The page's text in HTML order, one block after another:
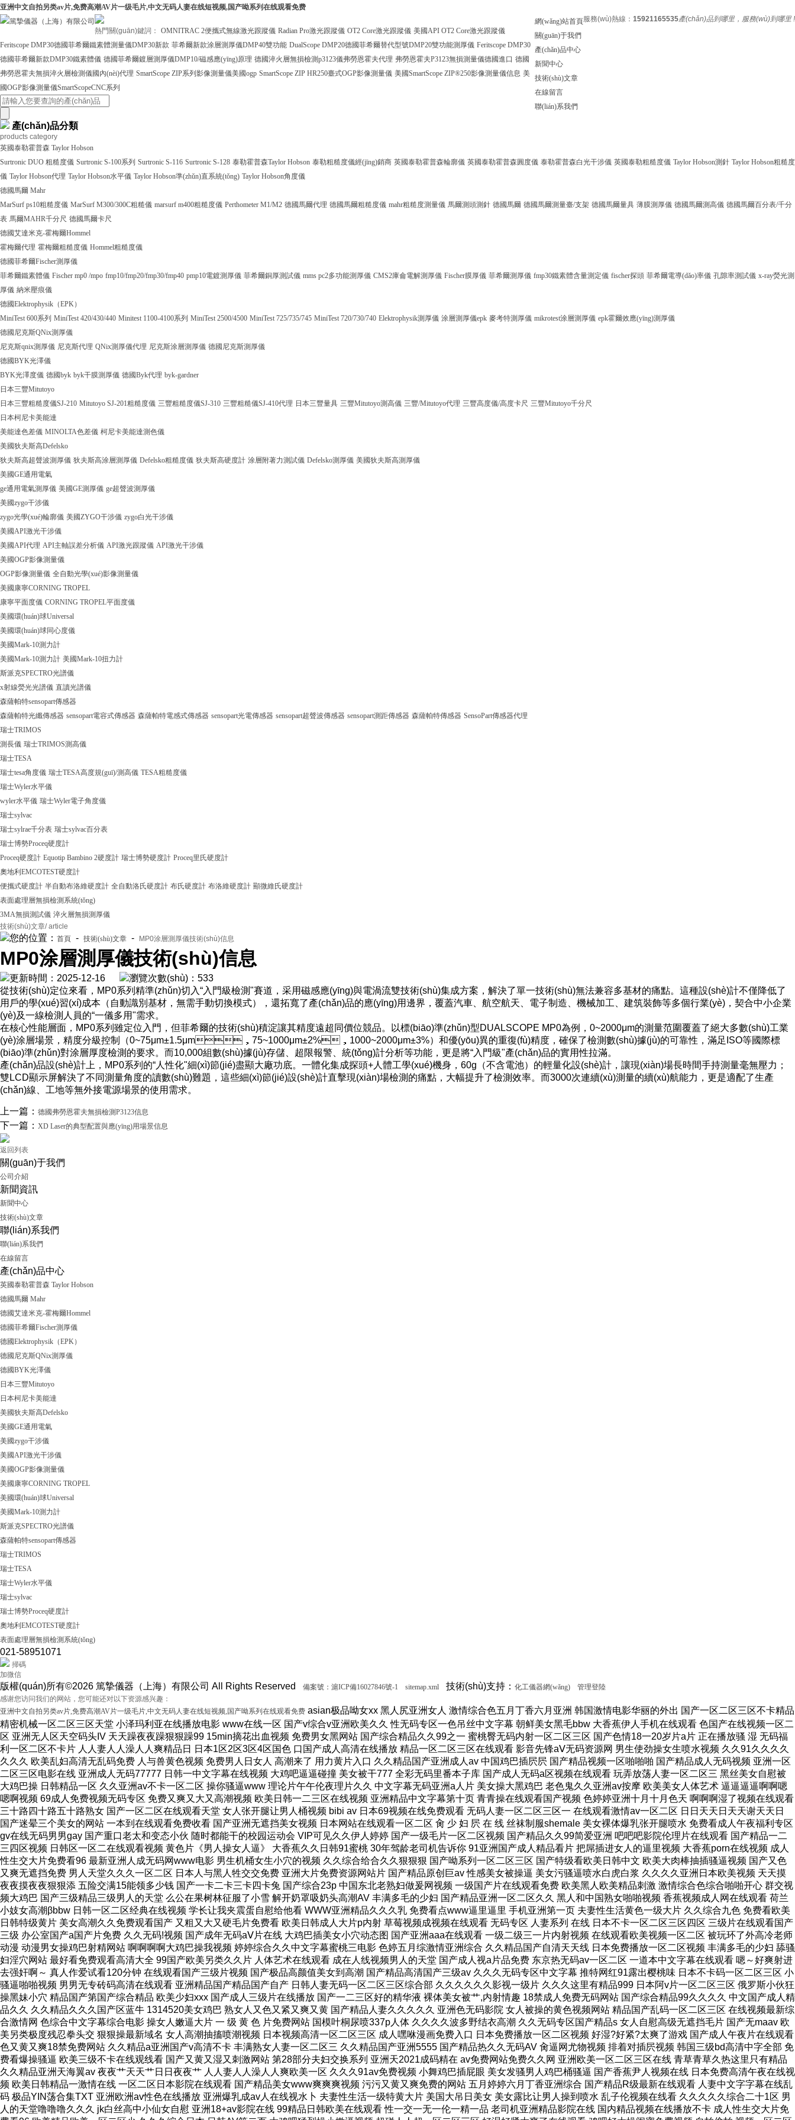
亚洲中文自拍另类av片,免费高潮AV片一级毛片,中文无码人妻在线短视频,国产呦系列在线观看免费
服務(wù)熱線： 15921165535產(chǎn)品到哪里，服務(wù)到哪里 !
網(wǎng)站首頁
關(guān)于我們
產(chǎn)品中心
新聞中心
技術(shù)文章
在線留言
聯(lián)系我們
熱門關(guān)鍵詞： OMNITRAC 2便攜式無線激光跟蹤儀 Radian Pro激光跟蹤儀 OT2 Core激光跟蹤儀 美國API OT2 Core激光跟蹤儀
Feritscope DMP30德國菲希爾鐵素體測量儀DMP30新款 菲希爾新款涂層測厚儀DMP40雙功能 DualScope DMP20德國菲希爾替代型號DMP20雙功能測厚儀 Feritscope DMP30
德國菲希爾新款DMP30鐵素體儀 德國菲希爾鍍層測厚儀DMP10/磁感應(yīng)原理 德國淬火層無損檢測p3123儀弗勞恩霍夫代理 弗勞恩霍夫P3123無損測量儀德國進口 德國
弗勞恩霍夫無損淬火層檢測儀國內(nèi)代理 SmartScope ZIP系列影像測量儀美國ogp SmartScope ZIP HR250臺式OGP影像測量儀 美國SmartScope ZIP®250影像測量儀信息 美
國OGP影像測量儀SmartScopeCNC系列
產(chǎn)品分類
products category
英國泰勒霍普森 Taylor Hobson
Surtronic DUO 粗糙度儀 Surtronic S-100系列 Surtronic S-116 Surtronic S-128 泰勒霍普森Taylor Hobson 泰勒粗糙度儀經(jīng)銷商 英國泰勒霍普森輪廓儀 英國泰勒霍普森圓度儀 泰勒霍普森白光干涉儀 英國泰勒粗糙度儀 Taylor Hobson測針 Taylor Hobson粗糙度
儀 Taylor Hobson代理 Taylor Hobson水平儀 Taylor Hobson準(zhǔn)直系統(tǒng) Taylor Hobson角度儀
德國馬爾 Mahr
MarSurf ps10粗糙度儀 MarSurf M300/300C粗糙儀 marsurf m400粗糙度儀 Perthometer M1/M2 德國馬爾代理 德國馬爾粗糙度儀 mahr粗糙度測量儀 馬爾測頭測針 德國馬爾 德國馬爾測量臺/支架 德國馬爾量具 薄膜測厚儀 德國馬爾測高儀 德國馬爾百分表/千分
表 馬爾MAHR千分尺 德國馬爾卡尺
德國艾達米克-霍梅爾Hommel
霍梅爾代理 霍梅爾粗糙度儀 Hommel粗糙度儀
德國菲希爾Fischer測厚儀
菲希爾鐵素體儀 Fischer mp0 /mpo fmp10/fmp20/fmp30/fmp40 pmp10電鍍測厚儀 菲希爾銅厚測試儀 mms pc2多功能測厚儀 CMS2庫侖電解測厚儀 Fischer膜厚儀 菲希爾測厚儀 fmp30鐵素體含量測定儀 fischer探頭 菲希爾電導(dǎo)率儀 孔隙率測試儀 x-ray熒光測
厚儀 納米壓痕儀
德國Elektrophysik（EPK）
MiniTest 600系列 MiniTest 420/430/440 Minitest 1100-4100系列 MiniTest 2500/4500 MiniTest 725/735/745 MiniTest 720/730/740 Elektrophysik測厚儀 涂層測厚儀epk 麥考特測厚儀 mikrotest涂層測厚儀 epk霍爾效應(yīng)測厚儀
德國尼克斯QNix測厚儀
尼克斯qnix測厚儀 尼克斯代理 QNix測厚儀代理 尼克斯涂層測厚儀 德國尼克斯測厚儀
德國BYK光澤儀
BYK光澤度儀 德國byk byk干膜測厚儀 德國Byk代理 byk-gardner
日本三豐Mitutoyo
日本三豐粗糙度儀SJ-210 Mitutoyo SJ-201粗糙度儀 三豐粗糙度儀SJ-310 三豐粗糙儀SJ-410代理 日本三豐量具 三豐Mitutoyo測高儀 三豐/Mitutoyo代理 三豐高度儀/高度卡尺 三豐Mitutoyo千分尺
日本柯尼卡美能達
美能達色差儀 MINOLTA色差儀 柯尼卡美能達測色儀
美國狄夫斯高Defelsko
狄夫斯高超聲波測厚儀 狄夫斯高涂層測厚儀 Defelsko粗糙度儀 狄夫斯高硬度計 涂層附著力測試儀 Defelsko測厚儀 美國狄夫斯高測厚儀
美國GE通用電氣
ge通用電氣測厚儀 美國GE測厚儀 ge超聲波測厚儀
美國zygo干涉儀
zygo光學(xué)輪廓儀 美國ZYGO干涉儀 zygo白光干涉儀
美國API激光干涉儀
美國API代理 API主軸誤差分析儀 API激光跟蹤儀 API激光干涉儀
美國OGP影像測量儀
OGP影像測量儀 全自動光學(xué)影像測量儀
美國康寧CORNING TROPEL
康寧平面度儀 CORNING TROPEL平面度儀
美國環(huán)球Universal
美國環(huán)球同心度儀
美國Mark-10測力計
美國Mark-10測力計 美國Mark-10扭力計
斯派克SPECTRO光譜儀
x射線熒光光譜儀 直讀光譜儀
森薩帕特sensopart傳感器
森薩帕特光纖傳感器 sensopart電容式傳感器 森薩帕特電感式傳感器 sensopart光電傳感器 sensopart超聲波傳感器 sensopart測距傳感器 森薩帕特傳感器 SensoPart傳感器代理
瑞士TRIMOS
測長儀 瑞士TRIMOS測高儀
瑞士TESA
瑞士tesa角度儀 瑞士TESA高度規(guī)/測高儀 TESA粗糙度儀
瑞士Wyler水平儀
wyler水平儀 瑞士Wyler電子角度儀
瑞士sylvac
瑞士sylrae千分表 瑞士sylvac百分表
瑞士博勢Proceq硬度計
Proceq硬度計 Equotip Bambino 2硬度計 瑞士博勢硬度計 Proceq里氏硬度計
奧地利EMCOTEST硬度計
便攜式硬度計 半自動布洛維硬度計 全自動洛氏硬度計 布氏硬度計 布洛維硬度計 顯微維氏硬度計
表面處理層無損檢測系統(tǒng)
3MA無損測試儀 淬火層無損測厚儀
技術(shù)文章/ article
您的位置： 首頁 - 技術(shù)文章 - MP0涂層測厚儀技術(shù)信息
MP0涂層測厚儀技術(shù)信息
更新時間：2025-12-16
瀏覽次數(shù)：533
從技術(shù)定位來看，MP0系列精準(zhǔn)切入“入門級檢測"賽道，采用磁感應(yīng)與電渦流雙技術(shù)集成方案，解決了單一技術(shù)無法兼容多基材的痛點。這種設(shè)計不僅降低了
用戶的學(xué)習(xí)成本（自動識別基材，無需手動切換模式），還拓寬了產(chǎn)品的應(yīng)用邊界，覆蓋汽車、航空航天、電子制造、機械加工、建筑裝飾等多個行業(yè)，契合中小企業
(yè)及一線檢測人員的“一儀多用"需求。
在核心性能層面，MP0系列雖定位入門，但菲希爾的技術(shù)積淀讓其精度遠超同價位競品。以標(biāo)準(zhǔn)型DUALSCOPE MP0為例，0~2000μm的測量范圍覆蓋了絕大多數(shù)工業
(yè)涂層場景，精度分級控制（0~75μm±1.5μm，75~1000μm±2%，1000~2000μm±3%）和優(yōu)異的重復(fù)精度，確保了檢測數(shù)據(jù)的可靠性，滿足ISO等國際標
(biāo)準(zhǔn)對涂層厚度檢測的要求。而10,000組數(shù)據(jù)存儲、超限報警、統(tǒng)計分析等功能，更是將“入門級"產(chǎn)品的實用性拉滿。
產(chǎn)品設(shè)計上，MP0系列的“人性化"細(xì)節(jié)盡顯大廠功底。一體化集成探頭+人體工學(xué)機身，60g（不含電池）的輕量化設(shè)計，讓現(xiàn)場長時間手持測量毫無壓力；
雙LCD顯示屏解決了不同測量角度的讀數(shù)難題，這些細(xì)節(jié)設(shè)計直擊現(xiàn)場檢測的痛點，大幅提升了檢測效率。而3000次連續(xù)測量的續(xù)航能力，更是適配了生產
(chǎn)線、工地等無外接電源場景的使用需求。
上一篇： 德國弗勞恩霍夫無損檢測P3123信息
下一篇： XD Laser的典型配置與應(yīng)用場景信息
返回列表
關(guān)于我們
公司介紹
新聞資訊
新聞中心
技術(shù)文章
聯(lián)系我們
聯(lián)系我們
在線留言
產(chǎn)品中心
英國泰勒霍普森 Taylor Hobson
德國馬爾 Mahr
德國艾達米克-霍梅爾Hommel
德國菲希爾Fischer測厚儀
德國Elektrophysik（EPK）
德國尼克斯QNix測厚儀
德國BYK光澤儀
日本三豐Mitutoyo
日本柯尼卡美能達
美國狄夫斯高Defelsko
美國GE通用電氣
美國zygo干涉儀
美國API激光干涉儀
美國OGP影像測量儀
美國康寧CORNING TROPEL
美國環(huán)球Universal
美國Mark-10測力計
斯派克SPECTRO光譜儀
森薩帕特sensopart傳感器
瑞士TRIMOS
瑞士TESA
瑞士Wyler水平儀
瑞士sylvac
瑞士博勢Proceq硬度計
奧地利EMCOTEST硬度計
表面處理層無損檢測系統(tǒng)
021-58951071
掃碼
加微信
版權(quán)所有©2026 篤摯儀器（上海）有限公司 All Rights Reserved 備案號：滬ICP備16027846號-1 sitemap.xml 技術(shù)支持： 化工儀器網(wǎng)
管理登陸
感谢您访问我们的网站，您可能还对以下资源感兴趣：
亚洲中文自拍另类av片,免费高潮AV片一级毛片,中文无码人妻在线短视频,国产呦系列在线观看免费 asian极品呦女xx 黑人尻亚洲女人 激情综合色五月丁香六月亚洲 韩国激情电影华丽的外出 国产一区二区三区不卡精品 精密机械一区二区三区天堂 小泽玛利亚在线播放电影 www在线一区 国产v综合v亚洲欧美久久 性无码专区一色吊丝中文字幕 朝鲜美女黑毛bbw 大香蕉伊人手机在线观看 色国产在线视频一区二区 亚洲无人区天空码头IV 天天躁夜夜躁狠狠躁99 15min摘花出血视频 免费男女黑网站 国产综合精品久久99之一 蜜桃臀无码内射一区二区三区 国产色情18一20岁片a片 正在播放骚 湿 无码福利一区二区不卡片 人人妻人人澡人人爽精品日 日本1区2区3区4区国色 口国产成人高清在线播放 精品一区二区三区在线观看 影音先锋aⅤ无码资源网 男生使劲操女生喷水视频 久久91久久久久久久久 欧美乱妇高清无乱码免费 人与兽黄色视频 免费男人日女人 高潮来了 用力黄片入口 久久精品国产亚洲成人av 中国鸡巴插屄屄 国产精品视频一区啪啪啪 国产精品成人无码视频 亚洲一区二区三区电影在线 亚洲成人无码77777 日韩一中文字幕在线视频 大鸡吧逼逼碰撞 美女被干777 全彩无码里番本子库 国产成人无码a区视频在线观看 玩弄放荡人妻一区二区三 黑丝美女自慰被大鸡巴操 日韩精品一区 久久亚洲av不卡一区二区 操你骚逼www 理论片午午伦夜理片久久 中文字幕无码亚洲a人片 美女操大黑鸡巴 老色鬼久久亚洲av按摩 欧美美女人体艺术 逼逼逼逼啊啊嗯嗯啊视频 69成人免费视频无码专区 免费又爽又大又高潮视频 欧美日韩一二三区在线视频 亚洲精品中文字幕第十页 青青操在线观看国产视频 色婷婷亚洲十月十月色天 啊啊啊湿了视频在线观看 三十路四十路五十路熟女 国产一区二区在线观看天堂 女人张开腿让男人桶视频 bibi av 日本69视频在线免费观看 无码人妻一区二区三区一 在线观看激情av一区二区 日日天天日天天谢天天日 国产迷晕三个美女的网站 一本到在线观看免费收看 国产亚洲无遮挡美女视频 日本网站在线观看一区二区 肏 少 妇 屄 在 线 丝袜制服shemale 美女裸体爆乳张开腿喷水 免费看成人午夜福利专区 gv在线无码男男gay 国产重口老太和变态小伙 随时都能干的校园运动会 VIP可见久久伊人婷婷 国产一级毛片一区二区视频 国产精品久久99简爱亚洲 吧吧吧影院伦理片在线观看 国产精品一二三四区视频 日韩区一区二在线观看视频 黄色片《男人操女人逼》 大香蕉久久日韩91蜜桃 30年驾龄老司机告诉你 91亚洲国产成人精品看片 把屌插进女人的逼里视频 大香蕉porn在线视频 成人性生交大片免费看96 最新亚洲人成无码网www电影 男生机桶女生小穴的视频 久久综合给合久久狠狠狠 国产呦系列一区二区三区 国产特级看欧美日韩中文 欧美大肉棒抽插骚逼视频 国产又色又爽无遮挡免费 男人天堂久久久一区二区 日本人与黑人牲交交免费 亚洲大片免费资源网站片 国产精品原创巨av 性感美女被操逼 美女污骚逼喷水白虎白浆 久久久久亚洲日本欧美视频 天天摸夜夜摸夜夜狠狠添 五险交满15能领多少钱 国产一卡二卡三卡四卡兔 国产综合23p 中国东北老熟妇做爰网视频 一级国产片在线观看免费 欧美黑人欧美精品刺激 激情综合色综合啪啪开心 群交视频大鸡巴 国产三级精品三级男人的天堂 么公在果树林征服了小雪 解开奶罩吸奶头高潮AV 丰满多毛的少妇 国产精品亚洲一区二区久久 黑人和中国熟女啪啪视频 香蕉视频成人网在线观看 荷兰小妓女高潮βbbw 日韩一区二区经典在线视频 学长让我夹震蛋自慰给他看 WWW亚洲精品久久久乳 免费看点www逼里逼里 手机亚洲第一页 夫妻性生活黄色一级大片 久久综合九色 免费看欧美日韩特级黄片 美女高潮久久免费观看国产 又粗又大又硬毛片免费看 欧美日韩成人大片p内射 草莓视频成视频在线观看 无码专区 人妻系列 在线 日本不卡一区二区三区四区 三级片在线观看国产三级 办公室国产a国产片免费 久久无码!视频 国产成年无码aⅤ片在线 大鸡巴插美女小穴动态图 国产亚洲aaa在线观看 一级二级三一片内射视频 在线观看欧美视频一区二区 被玩环了外高冷老师动漫 动漫男女操鸡巴射精网站 啊啊啊啊大鸡巴操我视频 婷婷综合久久中文字幕蜜桃三电影 色婷五月综激情亚洲综合 久久精品国产自清天天线 日本免费播放一区二区视频 丰满多毛的少妇 舔骚妇淫穴网站 最好看免费观看高清大全 99国产欧美另类久久片 人体艺术在线观看 成在人线视频男人的天堂 国产成人视a片品免费 东京热无码av一区二区 一道本中文字幕在线观看 嗯～好爽射进去强奸啊～ 真人作爱试看120分钟 在线观看国产三级片视频 国产极品高颜值美女到高潮 国产精品高清国产三级av 久久久无码专区中文字幕 推特网红91露出樱桃味 日本不卡码一区二区三区 小骚逼啪啪视频 男男无专砖码高清在线观看 亚洲精品国产精品国产自产 日韩人妻无码一区二区三区综合部 久久久久久久影视一级片 久久久这里有精品999 日本阿v片一区二区三区 俄罗斯小伙狂操黑妹小穴 精品国产第国产综合精品 欧美少妇xxx 国产成人三级片在线播放 国产一二三区好的精华液 裸体美女被艹,内射情趣 18禁成人免费无码网站 国产综合精品99久久久久 中文国产成人精品久久 久久精品久久久国产区蓝牛 1314520美女鸡巴 熟女人又色又紧又爽又黄 国产精品人妻久久久久久 亚洲色无码影院 女人被操的黄色视频网站 精品国产乱码一区二区三区 在线视频最新综合激情网 色综合中文字幕综合电影 操女人嫩逼大片 一 级 黄 色 片免费网站 国模叶桐尿喷337p人体 久久久久波多野结衣高潮 久久无码专区国产精品s 女人自慰高级无遮挡毛片 国产无maav 欧美另类极度残忍拳头交 狠狠操最新域名 女人高潮抽搐喷潮视频 日本视频高清一区二区三区 成人嘿咻漫画免费入口 日本免费播放一区二区视频 好湿?好紧?太爽了游戏 国产成人午夜片在线观看 色又黄又爽18禁免费网站 久久精品a亚洲国产v高清不卡 丰满熟女人妻一区二区三 久久精品国产亚洲5555 国产精品热久久无码AV 肏逼网尤物视频 排着对插屄视频 韩国三级bd高清中字全部 免费看爆操骚逼 欧美三级不卡在线观线看 国产又黄又湿又刺激网站 第28部分夫妇交换系列 亚洲天2021成码精在 av免费网站免费久久网 亚洲欧美一区二区三区在线 青草青草久热这里只有精品 久久精品亚洲天海翼av 夜夜艹天天艹日日夜夜艹 人人妻人人澡人人爽欧美一区 久久久91av免费视频 小舞鸡巴插屁眼 美女发骚男人鸡巴桶骚逼 国产香蕉尹人视频在线 日本免费高清午夜在线视频 欧美日韩精品一激情在线 一区二区日本影院在线观看 国产精品美女www爽爽爽视频 污污又黄又爽免费的网站 五月婷婷六月丁香亚洲综合 国产精品R级最新在线观看 人妻中文字字幕在线乱码 极品YIN荡合集TXT 亚洲欧洲av性色在线播放 亚洲爆乳成av人在线视水卜 夫妻性生活一级特黄大片 美国大吊日美女 美女露比让男人操到喷水 乱子伦视频在线看 久久久久久综合二十1区 男人的天堂噜噜噜久久久 jk白丝高中小仙女自慰 亚洲18+av影院在线 99精品日韩欧美在线观看 性一交一无一伦一精一品 老司机亚洲精品影院在线 国内精品视频在线播放不卡 成人性生交大片免费看96 欧美精品欧美一区二区少 久久久综合日本 日韩AV第二页 大鸡吧猛烈操小嫩逼视频 超碰人人超一区二区三区 好湿好紧太爽了在线观看 鸡吧好大操闺蜜免费视频 自拍偷拍 视频一区二区 欧美成人超碰在线6666 十八禁啪啪污污网站免费 国产精品无码一二区免费 黑人大鸡吧日富婆xxx 国内成人自拍小视频网站 亚洲国内自拍视最近更新 国产综合精品久久99之一 国产日韩亚洲大尺度高清 亚洲欧美日韩综合另类一区 伊人热热久久原色播放www 每个月老板都要玩我几次 日本免费高清在线观看a片 你懂得亚洲社区午夜福利 亚洲中文字幕永久在线看 国产精品无套粉嫩白浆在线 窃听风云2手机在线观看 茄子视频懂你多在线观看 白丝美女鸡吧被操流水了 国产露出操B的视频网站 女人久久久久久久久久久 乱肉杂交怀孕系列小说下 欧美久久久久久久久自慰 高清国产美女a一级毛片 老熟女自摸扣逼流水视频 日本乱子伦一区二区三区 日韩欧美中文字幕精品 国内精久久久久久久久久人 男女啪啪视频 天天操天天射天天干天天 一本色道无码道dvd在线观看 国产精品久久久免费观看 狠狠色丁香婷婷久久综合五月 国产乱老熟女乱老熟女视频 久久精品国产亚洲av天海 大鸡吧操jk美女小骚逼 男女国产猛烈无遮挡视频 把乳夹乖乖戴上被迫调教 久久AAA级毛片免费看 一卡二卡三乱码免费天美传媒 国产成av不卡在线观看 日韩av第一页在线播放 91老熟女人人做人人爱 欧美 国产 在线一区三区 黄色小说喜欢舔小穴视频 大鸡黑巴猛插女人逼视频 性欧美大战久久久久久久 小泽玛丽亚电影在线观看 国产激情一区二区三区在线 国产精品女久久久久久久 欧美操小逼大赛 青娱乐性爱AV 国产精品综合6699久久 国产欧美日韩精品第一区 精品一区二区中文字幕乱 日韩av无码一区二区三区不卡 大鸡巴视频欧美 爆乳有码AVHD101 亚洲中文天堂一区二区三区 两个女的互相叉视频网站 好紧 好深视频 亚洲黑丝袜极品集合av 色老久久精品selao 男人扒开女人腿狂躁免费 久久婷婷五月综合色奶水99啪 性欧美极品XXXX另类 宅男噜噜噜66在线观看 多人灌满精子怀孕高h 巨乳人妻的诱惑韩国电影 色哟哟国产精品欧美精品 操大逼黄色视频 日本大黄高清不卡视频在线 久久国产精品午夜亚洲欧美 一本久道久久综合丁五月 杭州老司机科技有限公司 国产精品人妻久久久久久 国产精品一区二区三区房景 五月婷婷天天开心激情快乐 很鲁很色的视频在线观看 国产丝袜一区二区三区无 亚洲一区二区电影在线观看 免费看欧美日韩特级黄片 警察受呻吟双腿大开bl男男 国产乱色熟女一二三四区 亚洲国产精品久久久久久无码 jav一区二区hjhj 亚洲乱码中文字幕在线观看 国产男女猛视频在线观看 北京美女肏屄视 亚洲a色91精品免费看 91丨九色丨国产熟女麻豆 久久久久久老熟妇人妻av 鸡巴大电话视频 操骚逼爽死了插到哭视频 国产精品精品国内自产拍 久久久久亚洲日本欧美视频 AAA一级毛片免费韩国 新97在线公开免费视频 avhd101 老司机 久久久999久久久久久 爱爱无码视频。 精品伊人久久久 97精品久久久大香线焦 欧美日韩国产卡通一二区 美女被鸡吧猛操浪叫网站 啊好爽快点操好舒服视频 黑屌操白逼换妻 嗯呃啊哈h亚洲av白浆 韩国60部三级未删减版 午夜激情福利在线免费看 大淫妇肏屄视频 h版欧美一区二区三区四区 欧美一区二区三区视频在线 白丝JK十八禁污污网站 加勒比无码免费专区中文 婷婷丁香激情六月天视频 一区二区三区这里只有精品 床上性生活视频在线观看 成年男女的免费视频网站 老师你下面好湿好紧视频 丁香激情综合网 久久国产精品成人片免费 就去吻亚洲精品日韩都没 日本一二三不卡免费电影 欧美精品久久男人的天堂 欧美一级a高清视频免费 欧美日韩国产狼人久久久 9孩岁女被A片免费观看 久久久无码电影 东北老女人与大鸡巴视频 5566色网址全色色哟 国内无遮码无码的免av 三级无码在线看 女人喷液抽搐高潮视频, 又大又粗又黄又爽的黄片 国产欧美一二区不卡视频 大香蕉五月婷婷精品视频 欧美成狂野欧美在线观看 看男人下面插入女生下面 在线观看激情av一区二区 蜜桃九九女人一区二区三区 自拍13页视频三区入口 宝宝操死我鸡巴视频好痒 女生bb湿湿求艹 视频 波多野结衣无码高潮喷水 91扒开骚逼被大鸡八操 骚逼被大鸡巴操软的视频 大鸡吧操逼动漫 精品免费一区二区三区在 顶开 肿胀 呻吟声粗喘 亚洲第一毛片 成a人片亚洲日本久久 精品精品男人的天堂国产 久久精品国产亚洲5555 南亚巨胖妇淫裸 男生j插女生逼免费网站 欧美乱人伦视频中文字幕 成人性生交大片免费看96 国产高清特黄无遮挡大片 小泽玛利亚资源在线观看 精品亚洲麻豆1区2区3区 抽插大胸 羞羞视频网站 天天躁夜夜躁狠狠躁99 他把舌头伸进我两腿之间 亚洲日韩国产一区二区 又黄又爽又色的美女视频 午夜性爽男人的天堂视频 大鸡巴操死AV 扣逼视频啊啊爽～大啊啊 爱鲁鲁在线视频免费观看 美女视频免费的黄的喷水 成人影院点击即入爽不停 三级片在线观看国产三级 色综合中文字幕综合电影 成人欧美一区二区三区小说 玩两个丰满老熟女久久网 东京热无码av一区二区 野花香视频在线观看免费高清版 国产青青草原在线视频观看 大团圆电视剧全集在线观看免费 欧美日韩一级片免费观看 九色在线porny张津瑜 精品女视频在线观看免费 国产av不卡一区二区三区 色噜噜狠狠一区二区三区 中文字字幕在线综合亚洲 大黑屌性爱毛片 亚洲一线产区二线产区av 操我的搔逼导航 国产精品va在线观看无 亚洲精品无码色午夜色爱 男人操女人逼能看的视频 大鸡吧使劲操我骚逼视频 色婷av一区二区三区 久热天堂在线视频精品伊人 亚洲中文字幕一区二区乱码 久久精品国产亚洲av视瓶 女人自慰高级无遮挡毛片 国产精品久久久久久不卡 中文字幕人成无码人妻综合社区 干浪叫老婆免费视频对白 观看帅哥和美女干逼免费 黄片123在线视频看看 亚洲大尺度无码专区尤物 国产精品久久久精品影院 办公室啪啪无遮挡动态图 美丽大骚逼姑娘 嗯嗯嗯啊别视频 曰韩精品无码一区二区三区 精品操Bwww 久热香蕉在线视频免费大 久久精品久久久久久齐齐 欧美一区二区三区在线电影 日韩电影丝袜美腿的诱惑 在线a人片免费观看不卡 国产 在线 | 日韩 一个人看的电影免费网站 91自拍青娱乐 精品女视频在线观看免费 依依成人影院久久久午夜 久久精品999国产亚洲 日本最新免费二区三区四区 国产三级韩国三级三级a级 亚洲 欧美 成人 动漫 中文字幕在线第一页日韩 午夜精彩视频在线观看免费 欧美人精品xo 啊啊啊啊大鸡巴操我视频 亚洲精品二三区伊人久久 国产精品自产拍在线涩爱 朋友的丰满人妻在线观看 国产国语自产精品视频在 男生鸡鸡痛女生鸡鸡网站 国产精品一区二区传媒蜜臀 女性的胸夹住男生的隐私 中文字幕99页 死人操逼女人操 精品国产精品国产99网站 人妻久久久久区二区三区 欧美精品一区二区三区蜜臀 日韩精品电影一区二区三区 国产精品一区二区三在线 尤物麻豆亚av无码精品 亚洲男人的天堂色偷免费 91九色PORON观看 中文字幕无码av东京热 2020亚洲男人的天堂 欧美日韩一卡二卡三乱码 久久国产乱子伦免费精品 1314520美女鸡巴 高清国产美女一级八av 男人裸鸡鸡网站 国产高清一区二区二三区 激情综合五月 小雪被体育老师抱到仓库 啪啪啪高潮流水无码观看 亚洲人成网18禁止中文字幕 狠狠综合久久一区二区三区 国产99久久久久久免费看 大尺度av在线免费观看 久久人97超碰国产公开 国产成人精品一区二3 大鸡巴搞我视频 亚洲另类激情综合偷自拍图 喷水视频母狗被操的好爽 亚洲国产成人久久综合碰 成人欧美一区二区三区在线观看 成人无遮挡黄漫漫画免费 斯啊啊啊别插了??网站 欧美日韩国产卡通一二区 麻豆专区ssin在线看 97精品国产aⅴ在线网站 黄片视频免费精品久久91 骚逼操高清无码 无码午夜福?免费区久久 亚洲熟妇乱女区二区三区 无套内谢孕妇毛片免费看 逼逼好多水视频 自拍 角 22p 在线 A级黄片毛片肏屄馒头屄 娇妻与公h喂奶 热久久精品这里都是精品 进去美女馒头穴 少妇高潮喷潮久久久影院 国产精品国产精品免费成人 久久精品亚洲一区二区三区浴池 丰满的人妻hd高清日本 人人澡人人澡人人看欧美 亚洲精品无码专区久久久 农村老熟妇乱子伦视频 丝袜美女跪下男人操视频 亚洲av无码日韩av无码网址 中文字幕av网一区二区 女子扒开骚逼给人草网站 吃上面搞下面的很爽视频 国产精品高清国产三级av 日韩 欧美 亚洲 自拍 操死骚货视频H 在线播放亚洲欧美小视频 国产愉拍自愉免费第1页 18岁白虎美女莉粉嫩逼 伊人亚洲综合网色av另类 大香蕉最新视频在线播放 中国人BBWBBW高潮 国产成人精品日本亚洲i8 操中年妇女的黑毛绒绒逼 欧美日本欧美日本区一区二 小萝莉小嫩逼被操的视频 国产原创精品 正在播放 嫩草影院网站无码进入。 97人妻天天爽夜夜爽二区 日韩a片r级无码中文字幕久久 浪荡骚妇被爆操 91p0rn丫九色偷拍 久久精品aⅴ无码中文字字幕重口 3d动画h污在线看蒂法 欧美另类极度残忍拳头交 破女流血 自拍 片黄a免费看 美女屁股无遮挡在线观看 大鸡巴插学生妹骚逼视频 欧美高清性videos 文字幕乱码精品久久久久 啊不要操逼视频喷水变态 亚洲一区二区啊射精日韩 十八禁啪啦拍无遮拦视频 女人老逼人人操 国产浮力第一页草草影院 男女生操逼视频免费观看 国产精品久久久久69粉嫩 ysl口红水蜜桃色号6998 真实偷清晰对白在线视频 屄痒想找鸡巴操 中煤69工程有限公司官网 欧美成人超碰在线6666 日本五级伦理片 强壮的公么把我弄得好爽 操骚逼爽死了插到哭视频 在线中文字幕亚洲一区二区 男生戳女生小穴免费网站 欧美老熟妇性xxxxx Aⅴ色中文字幕无码首页 欧美小色妞成人在线播放 中日韩一级免费黄色大片 丁香花在线视频完整版 成人短视频在线观看99 欧洲AAAAA特级毛片 末成年女av片一区二区 欧美人与性动交ccoo 男人的天堂噜噜噜久久久 一本加勒比hezyo无码人妻 欧美日韩一日韩一线不卡 色呦呦美女人体免费视频 欧美精品久久男人的天堂 日本在线无乱码中文字幕 情节三级视频网站在线观看 少妇裸交全过程 嫩小美女午夜操BB视频 射你逼里好不好视频导航 男操女插插插痛免费下载 亚洲狠亚洲狠亚洲狠狠狠 亚洲欧美精品午睡沙发 把女生逼逼操肿白浆视频 日韩精品 中文字幕 一区 精品少妇性服务中文字幕 深夜18r影院 丰满的人妻hd高清日本 国产呦系列在线观看免费 小骚逼成人网站 男生把女生插流水的视频 欧美日韩大尺度一区二区 哪里有免费av 丝袜美女跪下男人操视频 成人AV在线刺激免费看 亚洲av激情五月性综合 白嫩的麻麻下面好紧 大鸡吧插进去视频免费看 无码一区二区波多野结衣播放搜索 久久久久久老熟妇人妻av 高清av熟女一区蜜臀av 日韩精品一区二区三区四区蜜桃 中文字幕无码亚洲a人片 午夜18禁a片免费网站 日韩亚洲中文字幕东京热 午夜性爽男人的天堂视频 欧美日韩国产综合下一页 欧美精品高清一区二区灬 大鸡巴操小嫩逼视频欣赏 色哟哟国产精品欧美精品 九九九色成人综合视频网 成年人黄色一区二区三区 美女视频免费的黄的喷水 好色的男人午夜日逼视频 国产成人免费高清直播下载 与嫂嫂操屄视频 大香蕉欧美人妻一二三区 国产精品久久久中文字幕 欧美性色黄大片多多影院 亚洲资源站无码av网址 狠狠狠狠综合 国产国语老龄妇女a片 99九九热只有国产精品 一本色道久久—综合亚洲 青娱乐成人免费在线视频 亚洲 欧美 日韩 成人 中文字幕在线看日韩电影 欧美插B小视频 上萬網友分享a级国产乱 国产伦精区二区三区视频 午夜观看视频在线观看免费 琪琪成人影视啪啪成人片 97精品久久久大香线焦 男生鸡鸡痛女生鸡鸡网站 四虎永久在线精品免av av视频在线观看 亚洲大尺度无码专区尤物 13一14周岁无码a片 校草被两个混混脱裤玩J 提供女人自慰喷水全过程 国产无av码在线观看vr高清片 亚洲自国偷拍偷免费视频 成人午夜老司机免费视频 大鸡巴操美国妞 国产一级特黄特色aa动图 黄色大片上床睡觉操小鸡 国产无av码在线观看vr高清片 久久国产精品偷 精品碰碰人人A久久香蕉 久久亚洲一区二区三区四区五区 东北妇女露脸50岁作爱 亚洲成a人影院在线观看 欧美香蕉爽97人模人妻爽 亚洲av精品久久久久a 天天操天天干天天日天天 国产久久免费精品一区二区 国产xxx农村乱另类 五月天婷婷在线观看高清 九九久久精品国产免费看 欧美丰满熟妇性xxx乱 美女全裸露出毛茸茸的逼 97青娱乐在线一区二区 大鸡吧使劲操我骚逼视频 丝袜 亚洲 另类 欧美 变态 最近最新的亚洲字幕mv 美女张开腿让男人桶软件 国产成人99亚洲综合精品 国产免费内射又粗又爽密桃视频 黑人尻亚洲女人 免费看点www逼里逼里 狂野欧美性猛交aaaa 女性爱扣逼喷水视频网站 国产精品一区二区日韩精品 伊人热热久久原色播放www 夜夜嗨vA一区二区三区 国产日美女B激情三级片 97青娱乐在线一区二区 久久久中文字幕 亚洲国产av午夜福利精品 日韩av在线观看免费 亚洲国产青草衣衣衣98 免费看黄页在线视频观看 久久碰国产一区二区三区 日韩精品电影在线一区二区 国产毛片国语版手机在线 亚洲午夜无码久久久久 大鸡巴艹人视频在线播放 亚洲加勒比少妇无码av 中文亚洲爆乳无码专区 亚洲jizzjizz中国少妇中文 一个人在线观看的www 中文字幕人妻互换av久久 国产免费一区二区三区在 欧洲按摩高潮A级中文片 国产暗拍出租屋嫖妓視频 欧美怡红院一区二区三区 最近中文字幕mv在线高清 婷婷综合缴情五月伊亚洲 ass人体少妇pics 久久久久农村少妇特毛片 俺爹是卧底在线免费观看 黑人大屌第一页 中国一级特黄真人片久久 国产日韩精品欧美区喷水 欧美牲交a欧美牲交aⅤ 久久久国产精品樱花网站 无码 一区二区三区 水蜜桃 特大鸡吧操美女小逼大片 欧美人与牲动交xxxx 18禁日本黄无遮挡禁免费视频 国产午夜福利视频在线观看 被男人添囗交做爰视频 国产综合精品 天天干夜夜拍天天操天天射 女人被躁到高潮免费视频 国产精品视频边 久青草无码视频在线观看 平度老人操屄网 55夜66夜亚洲精品站 久久久精品人妻一区二区三区 美女逼逼网站视频哔哩哔 色婷婷一区二区三区aⅴ 亚洲区欧美区图片区小说区 性高湖久久久久久久久aaaaa 性做久久久久久久久不卡 国产の无码专区 亚洲AV无码乱码国产品 久久精品国产成人 日韩人妻无码一区二区三区综合部 日本乱偷人妻中文字幕在线 18禁黄呜呜色呦呦网站 久久精品女人天堂av麻 大陆熟妇丰满多毛xxxx 日韩中文字幕亚洲一区二区 男人操女人的逼视频网站 成人免费a级毛片天天看 精品国产无套白浆一区二区 亚洲中文字幕在线五月天 女警官打开双腿沦为性奴 日韩欧中文字幕乱码大香 欧美人与性动交α欧美软件 曰逼视频免费看 国产日产久久高清欧美一区 亚av无码s国av 玩弄少妇人妻 40厘米黑人与中国女人 午夜福利k8经典电影网 欧美人与性动交ccoo 久久久9999在线观看 亚洲国产精品无7777一线 熟女大肥臀一区二区三区 亚洲国产成人精品激情在线 青青青在线观看视频在线 1939午夜电影 91av资源网在线观看 手插逼比鸡吧插逼更舒服 无码男男作g片在线观看 屄痒想找鸡巴操 操骚逼爽死了插到哭视频 国产精品原创巨av 玩弄非洲黑人肥女的屄？ 极品尤物一区二区三区 久草视频在线这里只有精品 女人被操的黄色视频网站 久久精品无码av一区二区三区 99久久国产精品成人观看 91丝袜足午夜福利网站 国产日韩欧美日日骚一区 亚洲一区二区三区老熟妇 ,进来了,好大,要喷了 国产午夜小视频在线观看 国产精品一级毛片无码区 长屌肏美女AV 欧美牲交a欧美牲交aⅴ 色吊丝永久在线观看最新 大鸡巴倒推内射 情人日皮黄色视频网站片 天堂天堂亚洲资源最新版 哦哦干死我,用力h视频 69sex久久精品国产麻豆 欧美日韩国产精品一区在线 日死你插屄av 一本无码中文字幕免费播 五十路六十路七十路熟妇 8x8淫库网站永远免费 亚洲天堂网最新 免费看无码片A 亚洲男人A在天堂线一区 天天操西瓜网女人的逼逼 久久久亚洲欧洲日产国码aⅴ 大鸡吧操逼动漫 几个农民工一起吃我奶头 三年片免费大全国语 欧美猛男激情久久久久久 男人狂操女人大骚逼视频 91成年女人午夜毛片免费 18禁纯肉高黄无码动漫 性久久久久久久 打鸡巴操插逼逼 在线日本视频一区二区三区 国产浮力第一页草草影院 精品久久久久久综合日本 中文字幕组一区二区三区 帅哥男女操网站 国